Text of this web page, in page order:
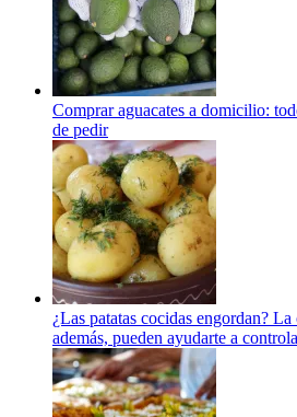
Comprar aguacates a domicilio:
de pedir
¿Las patatas cocidas engordan?
además, pueden ayudarte a